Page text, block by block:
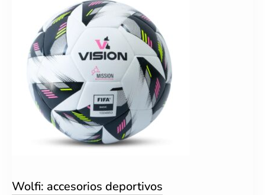
Wolfi: accesorios deportivos